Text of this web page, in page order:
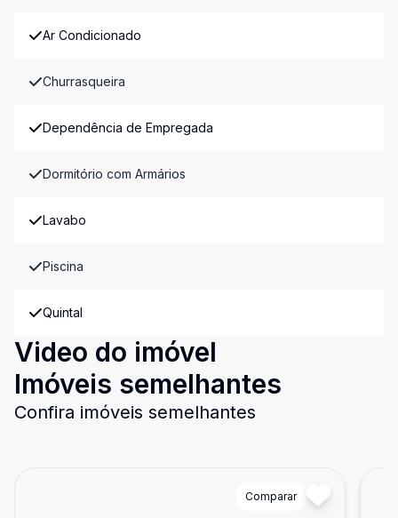
Ar Condicionado
Churrasqueira
Dependência de Empregada
Dormitório com Armários
Lavabo
Piscina
Quintal
Video do imóvel
Imóveis semelhantes
Confira imóveis semelhantes
Comparar